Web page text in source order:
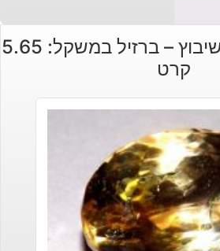
סיטרין מלוטש לשיבוץ – ברזיל במשקל: 5.65
קרט